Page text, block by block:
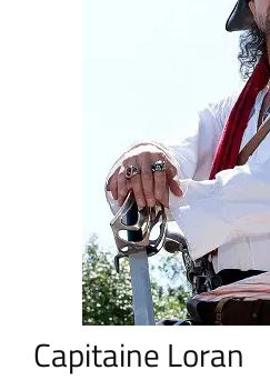
Capitaine Loran